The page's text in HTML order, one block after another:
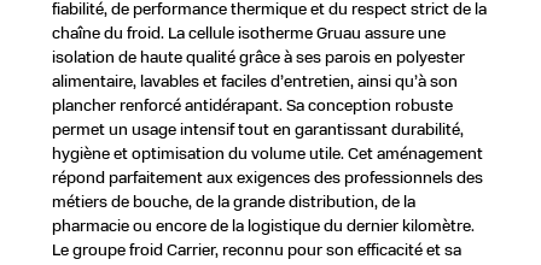
fiabilité, de performance thermique et du respect strict de la
chaîne du froid. La cellule isotherme Gruau assure une
isolation de haute qualité grâce à ses parois en polyester
alimentaire, lavables et faciles d’entretien, ainsi qu’à son
plancher renforcé antidérapant. Sa conception robuste
permet un usage intensif tout en garantissant durabilité,
hygiène et optimisation du volume utile. Cet aménagement
répond parfaitement aux exigences des professionnels des
métiers de bouche, de la grande distribution, de la
pharmacie ou encore de la logistique du dernier kilomètre.
Le groupe froid Carrier, reconnu pour son efficacité et sa